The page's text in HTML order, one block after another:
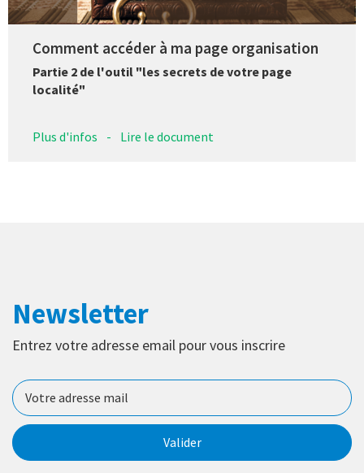
Comment accéder à ma page organisation
Partie 2 de l'outil "les secrets de votre page
localité"
Plus d'infos - Lire le document
Newsletter
Entrez votre adresse email pour vous inscrire
Valider